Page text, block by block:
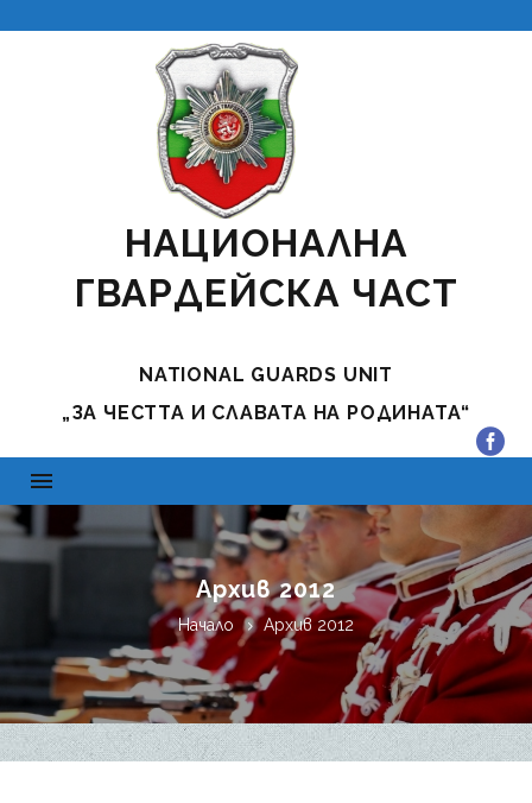
НАЦИОНАЛНА
ГВАРДЕЙСКА ЧАСТ
NATIONAL GUARDS UNIT
„ЗА ЧЕСТТА И СЛАВАТА НА РОДИНАТА“
Архив 2012
Начало Архив 2012